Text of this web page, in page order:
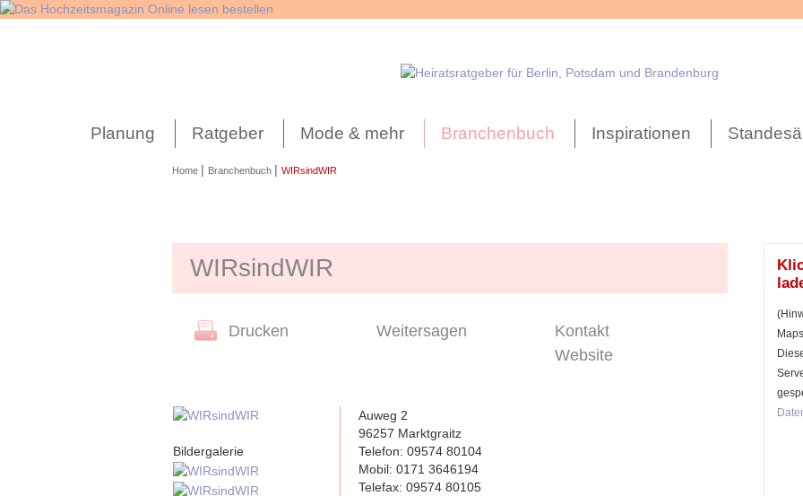
Planung Ratgeber Mode & mehr Branchenbuch Inspirationen
Home | Branchenbuch | WIRsindWIR
WIRsindWIR
Drucken Weitersagen
Kontakt
Website
Bildergalerie
Auweg 2
96257 Marktgraitz
Telefon: 09574 80104
Mobil: 0171 3646194
Telefax: 09574 80105